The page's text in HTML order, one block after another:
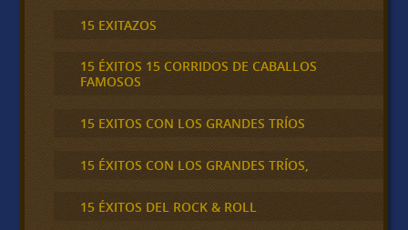
15 EXITAZOS
15 ÉXITOS 15 CORRIDOS DE CABALLOS
FAMOSOS
15 EXITOS CON LOS GRANDES TRÍOS
15 ÉXITOS CON LOS GRANDES TRÍOS,
15 ÉXITOS DEL ROCK & ROLL